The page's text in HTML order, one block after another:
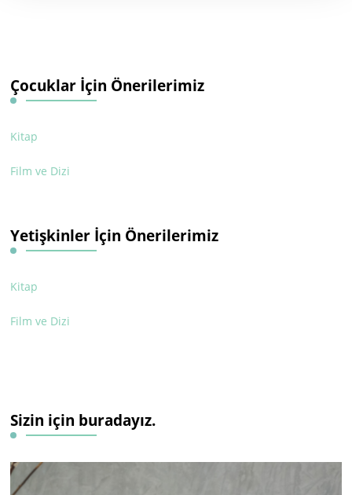
Çocuklar İçin Önerilerimiz
Kitap
Film ve Dizi
Yetişkinler İçin Önerilerimiz
Kitap
Film ve Dizi
Sizin için buradayız.